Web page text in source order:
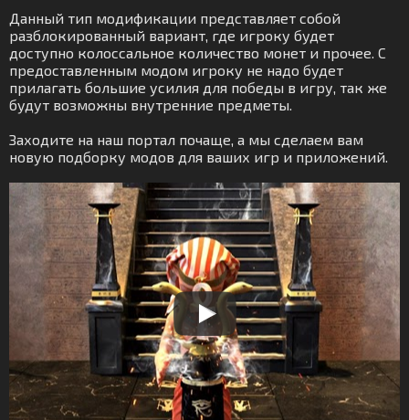
Данный тип модификации представляет собой
разблокированный вариант, где игроку будет
доступно колоссальное количество монет и прочее. С
предоставленным модом игроку не надо будет
прилагать большие усилия для победы в игру, так же
будут возможны внутренние предметы.
Заходите на наш портал почаще, а мы сделаем вам
новую подборку модов для ваших игр и приложений.